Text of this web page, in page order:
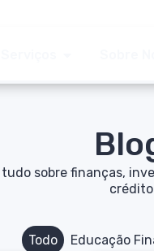
tudo sobre finanças,
Educação
Todo